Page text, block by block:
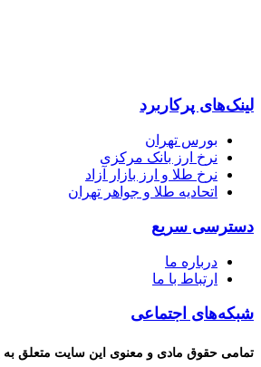
لینک‌های پرکاربرد
بورس تهران
نرخ ارز بانک مرکزی
نرخ طلا و ارز بازار آزاد
اتحادیه طلا و جواهر تهران
دسترسی سریع
درباره ما
ارتباط با ما
شبکه‌های اجتماعی
تمامی حقوق مادی و معنوی این سایت متعلق